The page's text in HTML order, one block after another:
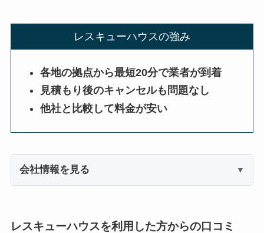
レスキューハウスの強み
各地の拠点から最短20分で業者が到着
見積もり後のキャンセルも問題なし
他社と比較して料金が安い
会社情報を見る
レスキューハウスを利用した方からの口コミ